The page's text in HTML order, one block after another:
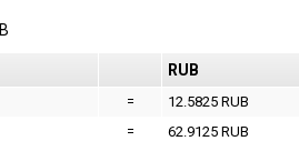
RUB
=
12.5825 RUB
=
62.9125 RUB